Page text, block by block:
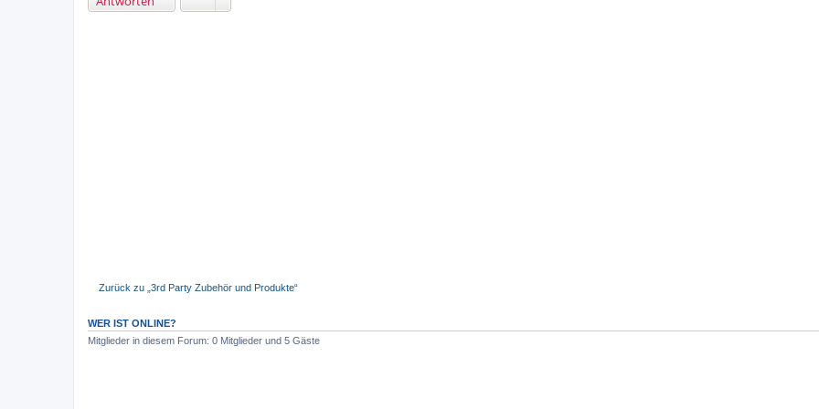
Zurück zu „3rd Party Zubehör und Produkte“
WER IST ONLINE?
Mitglieder in diesem Forum: 0 Mitglieder und 5 Gäste